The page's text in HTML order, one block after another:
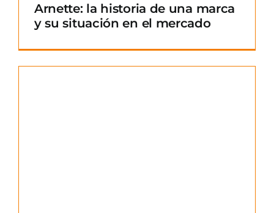
Arnette: la historia de una marca
y su situación en el mercado